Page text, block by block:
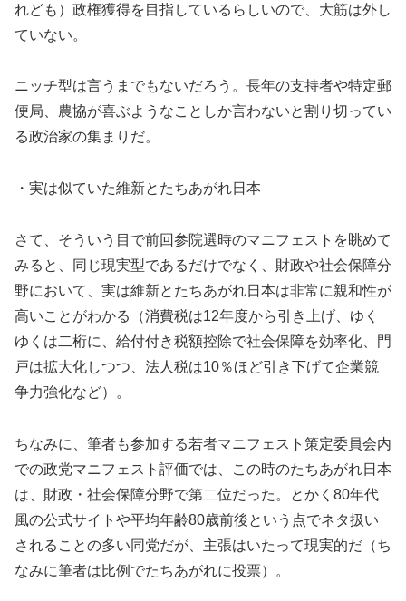
れども）政権獲得を目指しているらしいので、大筋は外し
ていない。
ニッチ型は言うまでもないだろう。長年の支持者や特定郵
便局、農協が喜ぶようなことしか言わないと割り切ってい
る政治家の集まりだ。
・実は似ていた維新とたちあがれ日本
さて、そういう目で前回参院選時のマニフェストを眺めて
みると、同じ現実型であるだけでなく、財政や社会保障分
野において、実は維新とたちあがれ日本は非常に親和性が
高いことがわかる（消費税は12年度から引き上げ、ゆく
ゆくは二桁に、給付付き税額控除で社会保障を効率化、門
戸は拡大化しつつ、法人税は10％ほど引き下げて企業競
争力強化など）。
ちなみに、筆者も参加する若者マニフェスト策定委員会内
での政党マニフェスト評価では、この時のたちあがれ日本
は、財政・社会保障分野で第二位だった。とかく80年代
風の公式サイトや平均年齢80歳前後という点でネタ扱い
されることの多い同党だが、主張はいたって現実的だ（ち
なみに筆者は比例でたちあがれに投票）。